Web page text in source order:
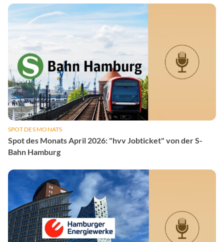
SPOT DES MONATS
Spot des Monats April 2026: "hvv Jobticket" von der S-
Bahn Hamburg